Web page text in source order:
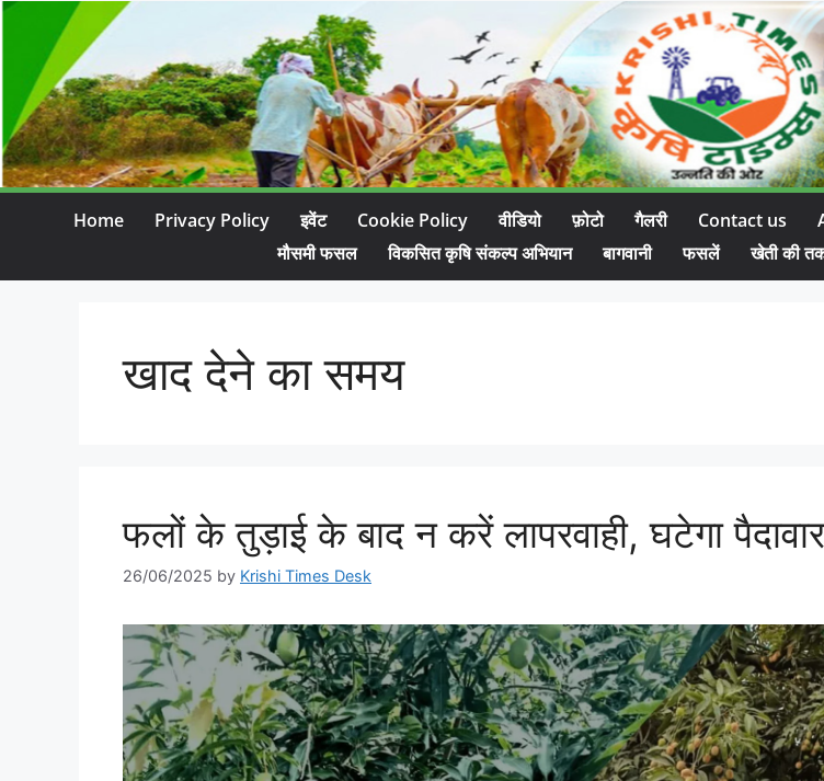
Home Privacy Policy इवेंट Cookie Policy वीडियो फ़ोटो गैलरी Contact us
मौसमी फसल
विकसित कृषि संकल्प अभियान बागवानी फसलें खेती की
खाद देने का समय
फलों के तुड़ाई के बाद न करें लापरवाही, घटेगा
26/06/2025 by Krishi Times Desk